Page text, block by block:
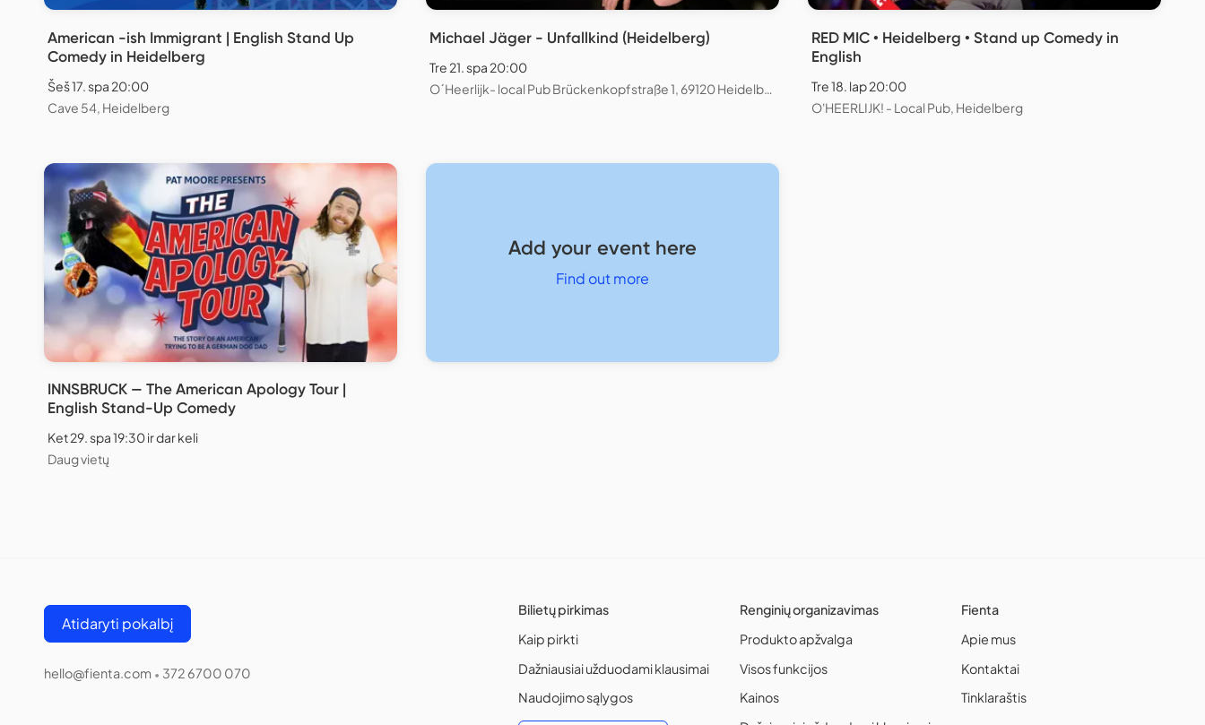
American -ish Immigrant | English Stand Up
Comedy in Heidelberg
Šeš 17. spa 20:00
Cave 54, Heidelberg
Michael Jäger - Unfallkind (Heidelberg)
Tre 21. spa 20:00
O´Heerlijk- local Pub Brückenkopfstraße 1, 69120 Heidelberg
RED MIC • Heidelberg • Stand up Comedy in
English
Tre 18. lap 20:00
O'HEERLIJK! - Local Pub, Heidelberg
INNSBRUCK — The American Apology Tour |
English Stand-Up Comedy
Ket 29. spa 19:30 ir dar keli
Daug vietų
Add your event here
Find out more
Atidaryti pokalbį
hello@fienta.com • 372 6700 070
Bilietų pirkimas
Kaip pirkti
Dažniausiai užduodami klausimai
Naudojimo sąlygos
Renginių organizavimas
Produkto apžvalga
Visos funkcijos
Kainos
Fienta
Apie mus
Kontaktai
Tinklaraštis